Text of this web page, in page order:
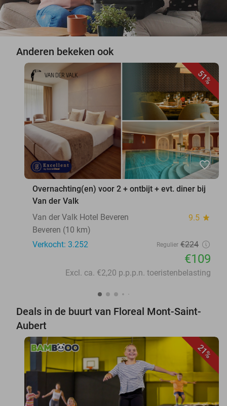
Anderen bekeken ook
51%
favorite_border
Overnachting(en) voor 2 + ontbijt + evt. diner bij
Van der Valk
Van der Valk Hotel Beveren
9.5 star
Beveren (10 km)
Verkocht: 3.252
Regulier €224
€109
Excl. ca. €2,20 p.p.p.n. toeristenbelasting
Deals in de buurt van Floreal Mont-Saint-
Aubert
21%